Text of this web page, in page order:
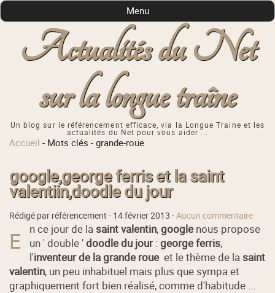
Actualités du Net
sur la longue traîne
Un blog sur le référencement efficace, via la Longue Traine et les
actualités du Net pour vous aider ...
Menu
Accueil - Mots clés -grande-roue
google,george ferris et la saint
valentiin,doodle du jour
Rédigé par référencement - 14 février 2013 -Aucun commentaire
E n ce jour de la saint valentin,google nous propose
un ' double 'doodle du jour:george ferris,
l'inventeur de la grande roue et le thème de la saint
valentin, un peu inhabituel mais plus que sympa et
graphiquement fort bien réalisé, comme d'habitude ...